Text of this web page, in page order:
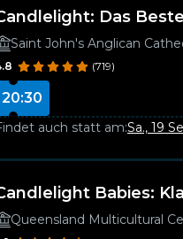
Das
Saint John's Anglican
(719)
20:30
auch statt am:Sa., 19
Babies:
Queensland Multicultural